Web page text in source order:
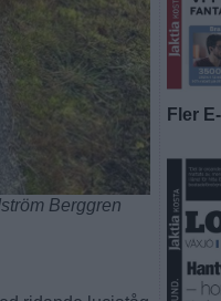
Berggren
Fler